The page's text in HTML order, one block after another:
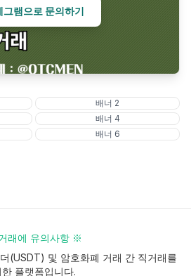
그램으로 문의하기
배너 2
배너 4
배너 6
래에 유의사항 ※
(USDT) 및 암호화폐 거래 간 직거래를
한 플랫폼입니다.